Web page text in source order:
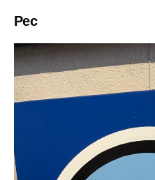
Pec